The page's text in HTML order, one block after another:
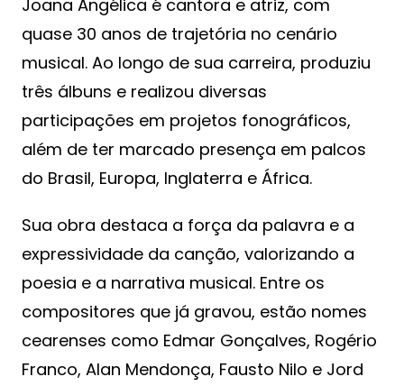
Joana Angélica é cantora e atriz, com
quase 30 anos de trajetória no cenário
musical. Ao longo de sua carreira, produziu
três álbuns e realizou diversas
participações em projetos fonográficos,
além de ter marcado presença em palcos
do Brasil, Europa, Inglaterra e África.
Sua obra destaca a força da palavra e a
expressividade da canção, valorizando a
poesia e a narrativa musical. Entre os
compositores que já gravou, estão nomes
cearenses como Edmar Gonçalves, Rogério
Franco, Alan Mendonça, Fausto Nilo e Jord